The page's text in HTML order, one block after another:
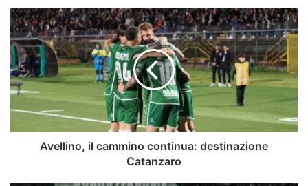
Avellino,
il
cammino
continua:
destinazione
Catanzaro
Avellino, il cammino continua: destinazione
Catanzaro